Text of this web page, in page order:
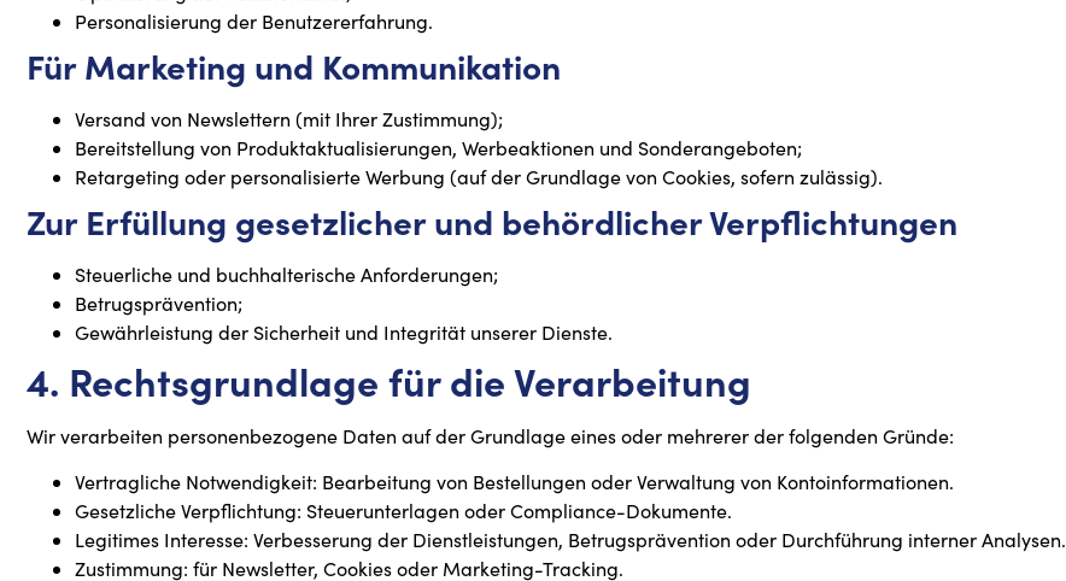
Personalisierung der Benutzererfahrung.
Für Marketing und Kommunikation
Versand von Newslettern (mit Ihrer Zustimmung);
Bereitstellung von Produktaktualisierungen, Werbeaktionen und Sonderangeboten;
Retargeting oder personalisierte Werbung (auf der Grundlage von Cookies, sofern zulässig).
Zur Erfüllung gesetzlicher und behördlicher Verpflichtungen
Steuerliche und buchhalterische Anforderungen;
Betrugsprävention;
Gewährleistung der Sicherheit und Integrität unserer Dienste.
4. Rechtsgrundlage für die Verarbeitung
Wir verarbeiten personenbezogene Daten auf der Grundlage eines oder mehrerer der folgenden Gründe:
Vertragliche Notwendigkeit: Bearbeitung von Bestellungen oder Verwaltung von Kontoinformationen.
Gesetzliche Verpflichtung: Steuerunterlagen oder Compliance-Dokumente.
Legitimes Interesse: Verbesserung der Dienstleistungen, Betrugsprävention oder Durchführung interner Analysen.
Zustimmung: für Newsletter, Cookies oder Marketing-Tracking.